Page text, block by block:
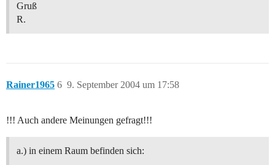
Gruß
R.
Rainer1965 9. September 2004 um 17:58
6
!!! Auch andere Meinungen gefragt!!!
a.) in einem Raum befinden sich: